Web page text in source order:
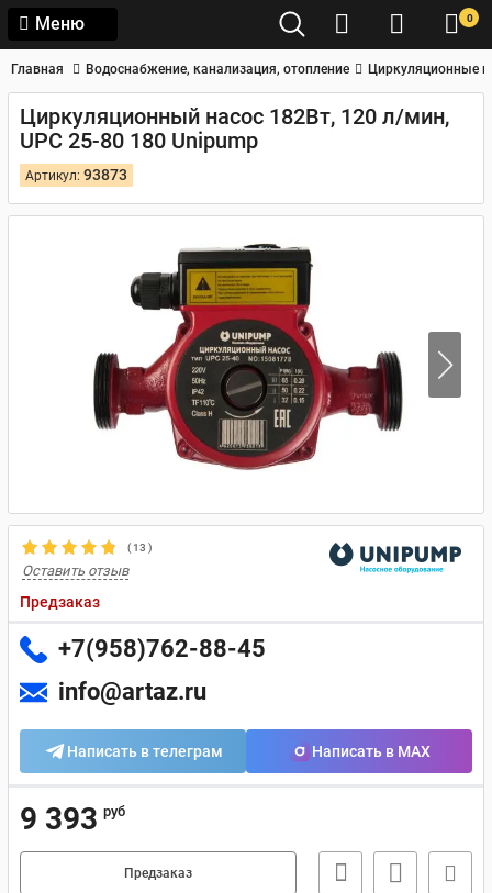
Меню 0
Главная Водоснабжение, канализация, отопление Циркуляционные
Циркуляционный насос 182Вт, 120 л/мин,
UPC 25-80 180 Unipump
Артикул: 93873
(13 )
Оставить отзыв
Предзаказ
+7(958)762-88-45
info@artaz.ru
Написать в телеграм Написать в MAX
9 393 руб
Предзаказ